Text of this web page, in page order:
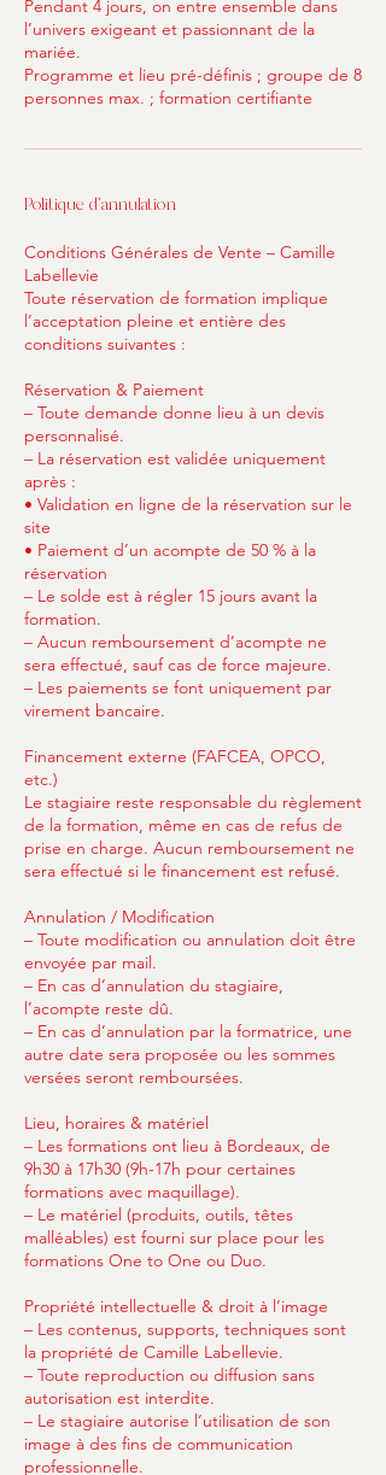
Pendant 4 jours, on entre ensemble dans
l’univers exigeant et passionnant de la
mariée.
Programme et lieu pré-définis ; groupe de 8
personnes max. ; formation certifiante
Politique d'annulation
Conditions Générales de Vente – Camille
Labellevie
Toute réservation de formation implique
l’acceptation pleine et entière des
conditions suivantes :
Réservation & Paiement
– Toute demande donne lieu à un devis
personnalisé.
– La réservation est validée uniquement
après :
• Validation en ligne de la réservation sur le
site
• Paiement d’un acompte de 50 % à la
réservation
– Le solde est à régler 15 jours avant la
formation.
– Aucun remboursement d’acompte ne
sera effectué, sauf cas de force majeure.
– Les paiements se font uniquement par
virement bancaire.
Financement externe (FAFCEA, OPCO,
etc.)
Le stagiaire reste responsable du règlement
de la formation, même en cas de refus de
prise en charge. Aucun remboursement ne
sera effectué si le financement est refusé.
Annulation / Modification
– Toute modification ou annulation doit être
envoyée par mail.
– En cas d’annulation du stagiaire,
l’acompte reste dû.
– En cas d’annulation par la formatrice, une
autre date sera proposée ou les sommes
versées seront remboursées.
Lieu, horaires & matériel
– Les formations ont lieu à Bordeaux, de
9h30 à 17h30 (9h-17h pour certaines
formations avec maquillage).
– Le matériel (produits, outils, têtes
malléables) est fourni sur place pour les
formations One to One ou Duo.
Propriété intellectuelle & droit à l’image
– Les contenus, supports, techniques sont
la propriété de Camille Labellevie.
– Toute reproduction ou diffusion sans
autorisation est interdite.
– Le stagiaire autorise l’utilisation de son
image à des fins de communication
professionnelle.